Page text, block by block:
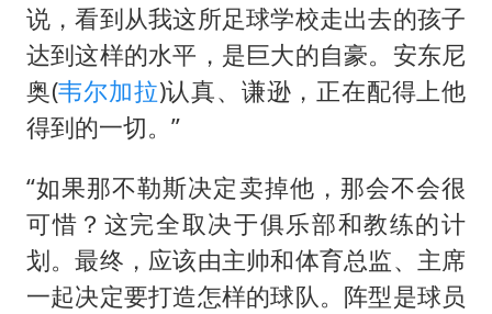
说，看到从我这所足球学校走出去的孩子
达到这样的水平，是巨大的自豪。安东尼
奥(韦尔加拉)认真、谦逊，正在配得上他
得到的一切。”
“如果那不勒斯决定卖掉他，那会不会很
可惜？这完全取决于俱乐部和教练的计
划。最终，应该由主帅和体育总监、主席
一起决定要打造怎样的球队。阵型是球员